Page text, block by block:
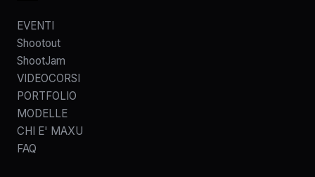
EVENTI
Shootout
ShootJam
VIDEOCORSI
PORTFOLIO
MODELLE
CHI E' MAXU
FAQ